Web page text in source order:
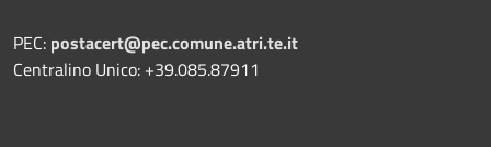
PEC: postacert@pec.comune.atri.te.it
Centralino Unico: +39.085.87911